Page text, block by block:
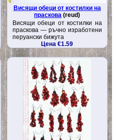
Висящи обеци от костилки на
праскова (reud)
Висящи обеци от костилки на
праскова — ръчно изработени
перуански бижута
Цена €1.59